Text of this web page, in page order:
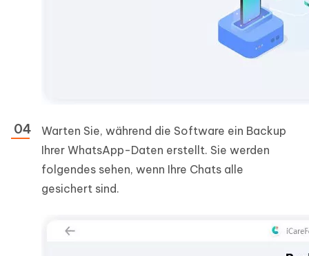
Warten Sie, während die Software ein Backup
Ihrer WhatsApp-Daten erstellt. Sie werden
folgendes sehen, wenn Ihre Chats alle
gesichert sind.